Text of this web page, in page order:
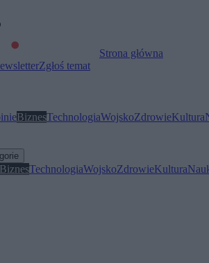
Strona główna
Zgłoś temat
BiznesTechnologiaWojskoZdrowieKultura
BiznesTechnologiaWojskoZdrowieKultura